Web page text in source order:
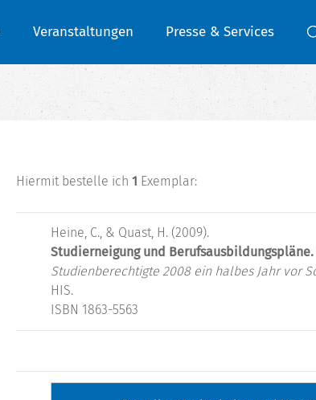
Veranstaltungen Presse & Services
Hiermit bestelle ich 1 Exemplar:
Heine, C., & Quast, H. (2009).
Studierneigung und Berufsausbildungspläne.
Studienberechtigte 2008 ein halbes Jahr vor
HIS.
ISBN 1863-5563